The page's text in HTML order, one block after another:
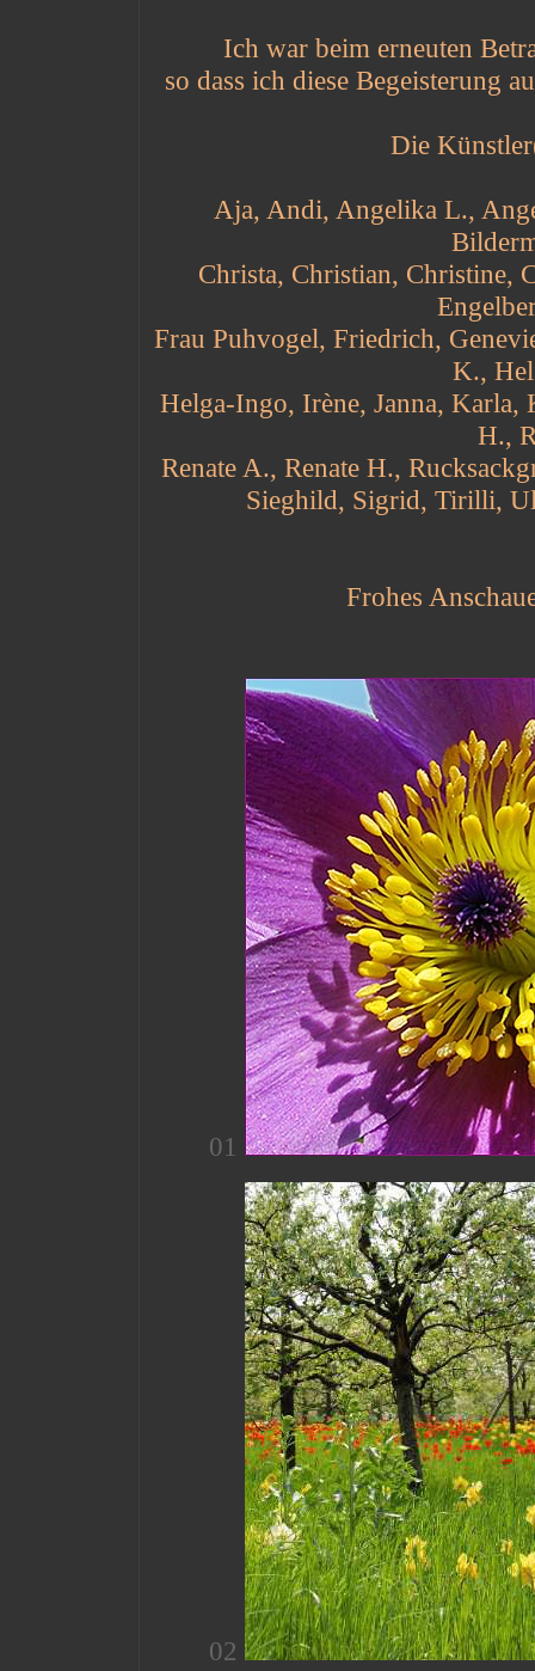
Ich war beim erneuten
so dass ich diese Begeisterung
Die
Aja, Andi, Angelika L.,
Christa, Christian, Christine,
Frau Puhvogel, Friedrich,
K.,
Helga-Ingo, Irène, Janna,
H.,
Renate A., Renate H.,
Sieghild, Sigrid, Tirilli,
Frohes
01
02